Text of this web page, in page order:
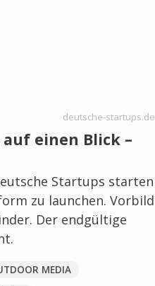
deutsche-startups.de
einen Blick –
Startups starten
zu launchen. Vorbild
Der endgültige
MEDIA